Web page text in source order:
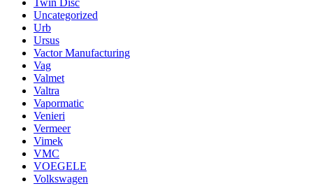
Twin Disc
Uncategorized
Urb
Ursus
Vactor Manufacturing
Vag
Valmet
Valtra
Vapormatic
Venieri
Vermeer
Vimek
VMC
VOEGELE
Volkswagen